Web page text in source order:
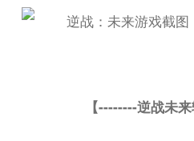
【--------逆战未